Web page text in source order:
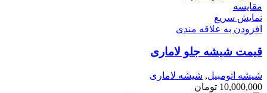
مقايسه
نمایش سریع
افزودن به علاقه مندی
قیمت شیشه جلو لاماری
شیشه اتومبیل, شیشه لاماری
10,000,000 تومان